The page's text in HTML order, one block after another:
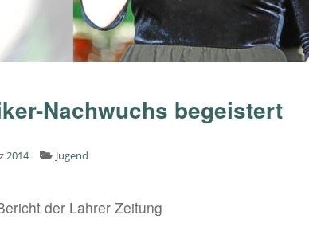
Nachwuchs begeistert
2014 Jugend
der Lahrer Zeitung